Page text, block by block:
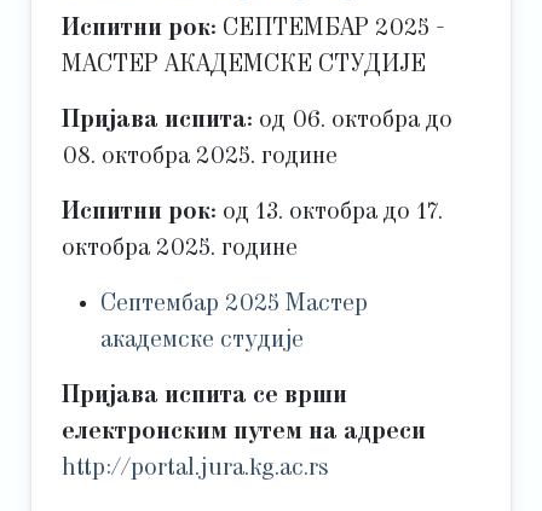
Испитни рок: СЕПТЕМБАР 2025 -
МАСТЕР АКАДЕМСКЕ СТУДИЈЕ
Пријава испита: од 06. октобра до
08. октобра 2025. године
Испитни рок: од 13. октобра до 17.
октобра 2025. године
Септембар 2025 Мастер
академске студије
Пријава испита се врши
електронским путем на адреси
http://portal.jura.kg.ac.rs